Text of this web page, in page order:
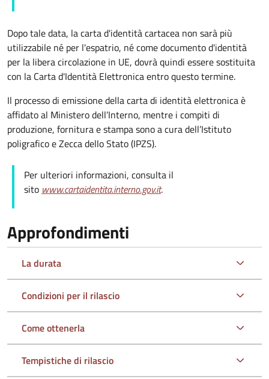
Dopo tale data, la carta d'identità cartacea non sarà più
utilizzabile né per l'espatrio, né come documento d'identità
per la libera circolazione in UE, dovrà quindi essere sostituita
con la Carta d'Identità Elettronica entro questo termine.
Il processo di emissione della carta di identità elettronica è
affidato al Ministero dell’Interno, mentre i compiti di
produzione, fornitura e stampa sono a cura dell’Istituto
poligrafico e Zecca dello Stato (IPZS).
Per ulteriori informazioni, consulta il
sito www.cartaidentita.interno.gov.it.
Approfondimenti
La durata
Condizioni per il rilascio
Come ottenerla
Tempistiche di rilascio